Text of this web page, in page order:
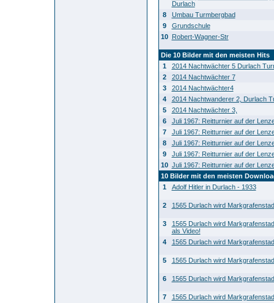
Durlach
8
Umbau Turmbergbad
9
Grundschule
10
Robert-Wagner-Str
Die 10 Bilder mit den meisten Hits
1
2014 Nachtwächter 5 Durlach
2
2014 Nachtwächter 7
3
2014 Nachtwächter4
4
2014 Nachtwanderer 2, Durlach
5
2014 Nachtwächter 3,
6
Juli 1967: Reitturnier auf der
7
Juli 1967: Reitturnier auf der
8
Juli 1967: Reitturnier auf der
9
Juli 1967: Reitturnier auf der
10 Juli 1967: Reitturnier auf der
10 Bilder mit den meisten
1
Adolf Hitler in Durlach - 1933
2 1565 Durlach wird
3
1565 Durlach wird
als Video!
4
1565 Durlach wird
5 1565 Durlach wird
6 1565 Durlach wird
7 1565 Durlach wird